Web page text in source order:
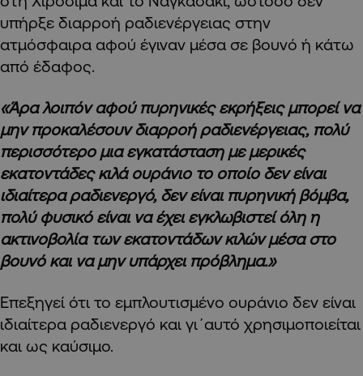
υπήρξε διαρροή ραδιενέργειας στην
ατμόσφαιρα αφού έγιναν μέσα σε βουνό ή κάτω
από έδαφος.
«Άρα λοιπόν αφού πυρηνικές εκρήξεις μπορεί να
μην προκαλέσουν διαρροή ραδιενέργειας, πολύ
περισσότερο μια εγκατάσταση με μερικές
εκατοντάδες κιλά ουράνιο το οποίο δεν είναι
ιδιαίτερα ραδιενεργό, δεν είναι πυρηνική βόμβα,
πολύ φυσικό είναι να έχει εγκλωβιστεί όλη η
ακτινοβολία των εκατοντάδων κιλών μέσα στο
βουνό και να μην υπάρχει πρόβλημα.»
Επεξηγεί ότι το εμπλουτισμένο ουράνιο δεν είναι
ιδιαίτερα ραδιενεργό και γι΄αυτό χρησιμοποιείται
και ως καύσιμο.